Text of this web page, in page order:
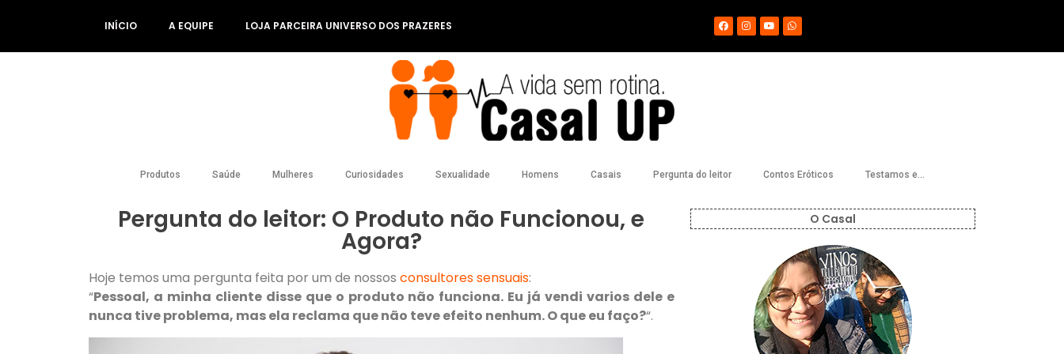
INÍCIO A EQUIPE LOJA PARCEIRA UNIVERSO DOS PRAZERES
Produtos Saúde Mulheres Curiosidades Sexualidade Homens Casais Pergunta do leitor Contos Eróticos Testamos e…
Pergunta do leitor: O Produto não Funcionou, e
Agora?
Hoje temos uma pergunta feita por um de nossos consultores sensuais:
“Pessoal, a minha cliente disse que o produto não funciona. Eu já vendi varios dele e
nunca tive problema, mas ela reclama que não teve efeito nenhum. O que eu faço?“.
O Casal